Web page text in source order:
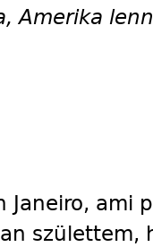
Amerika
Janeiro, ami
születtem,